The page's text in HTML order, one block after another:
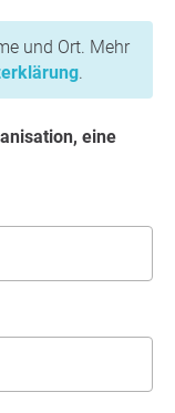
und Ort. Mehr
.